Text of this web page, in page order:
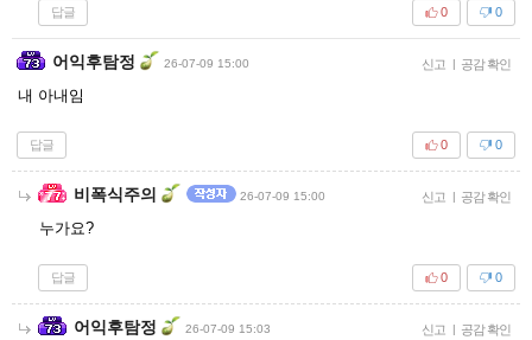
답글 0
0
어익후탐정 26-07-09 15:00 신고 | 공감 확인
내 아내임
답글 0
0
비폭식주의 26-07-09 15:00 신고 | 공감 확인
누가요?
답글 0
0
어익후탐정 26-07-09 15:03 신고 | 공감 확인